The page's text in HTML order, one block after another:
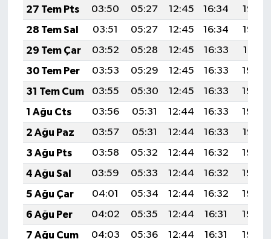
27 Tem Pts
03:50 05:27 12:45 16:34
19:53
28 Tem Sal
03:51 05:27 12:45 16:34
19:52
29 Tem Çar
03:52 05:28 12:45 16:33
19:51
30 Tem Per
03:53 05:29 12:45 16:33
19:50
31 Tem Cum
03:55 05:30 12:45 16:33
19:49
1 Ağu Cts
03:56 05:31 12:44 16:33
19:48
2 Ağu Paz
03:57 05:31 12:44 16:33
19:47
3 Ağu Pts
03:58 05:32 12:44 16:32
19:46
4 Ağu Sal
03:59 05:33 12:44 16:32
19:45
5 Ağu Çar
04:01 05:34 12:44 16:32
19:44
6 Ağu Per
04:02 05:35 12:44 16:31
19:43
7 Ağu Cum
04:03 05:36 12:44 16:31
19:42